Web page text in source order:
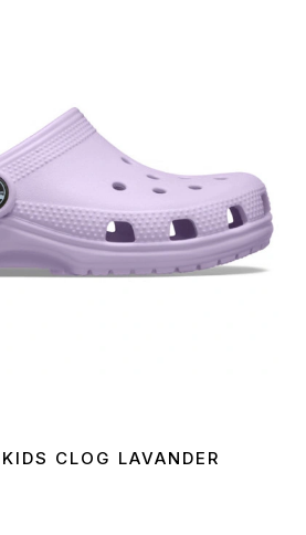
CLOG LAVANDER